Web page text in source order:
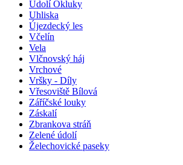
Údolí Okluky
Uhliska
Újezdecký les
Včelín
Vela
Vlčnovský háj
Vrchové
Vršky - Díly
Vřesoviště Bílová
Záříčské louky
Záskalí
Zbrankova stráň
Zelené údolí
Želechovické paseky